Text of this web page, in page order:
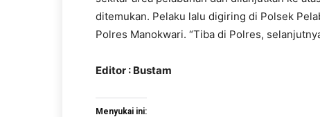
ditemukan. Pelaku lalu digiring di Polsek
Polres Manokwari. “Tiba di Polres,
Editor : Bustam
Menyukai ini: